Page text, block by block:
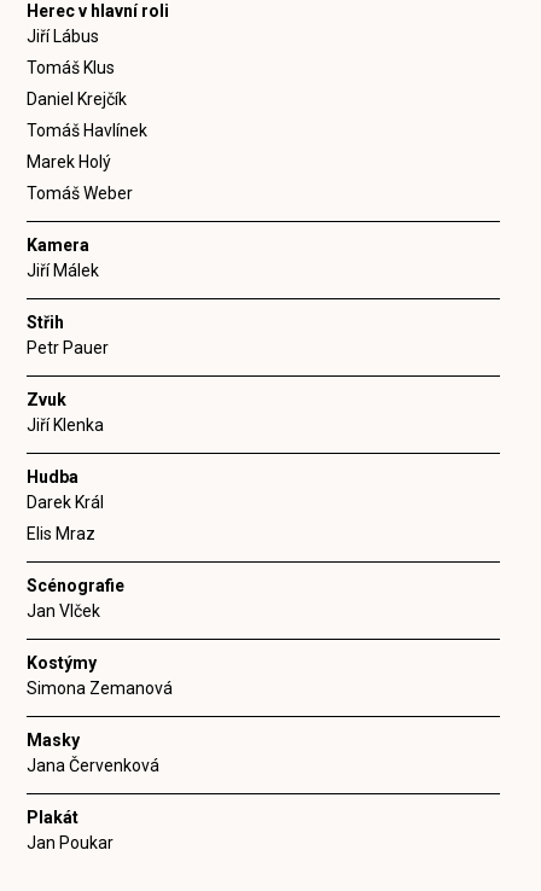
Herec v hlavní roli
Jiří Lábus
Tomáš Klus
Daniel Krejčík
Tomáš Havlínek
Marek Holý
Tomáš Weber
Kamera
Jiří Málek
Střih
Petr Pauer
Zvuk
Jiří Klenka
Hudba
Darek Král
Elis Mraz
Scénografie
Jan Vlček
Kostýmy
Simona Zemanová
Masky
Jana Červenková
Plakát
Jan Poukar